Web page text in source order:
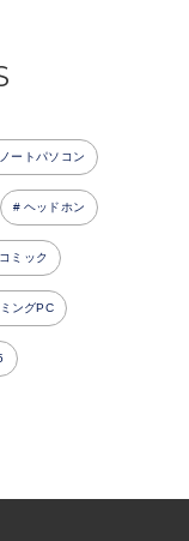
ノートパソコン
ヘッドホン
ミック
ングPC